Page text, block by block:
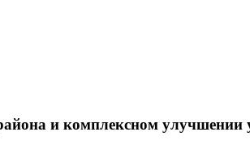
и комплексном улучшении